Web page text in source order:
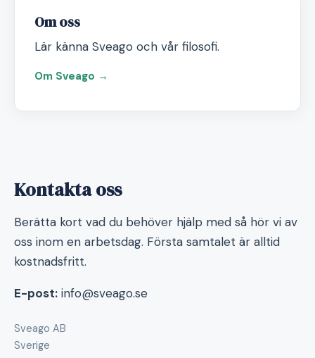
Om oss
Lär känna Sveago och vår filosofi.
Om Sveago →
Kontakta oss
Berätta kort vad du behöver hjälp med så hör vi av
oss inom en arbetsdag. Första samtalet är alltid
kostnadsfritt.
E-post: info@sveago.se
Sveago AB
Sverige